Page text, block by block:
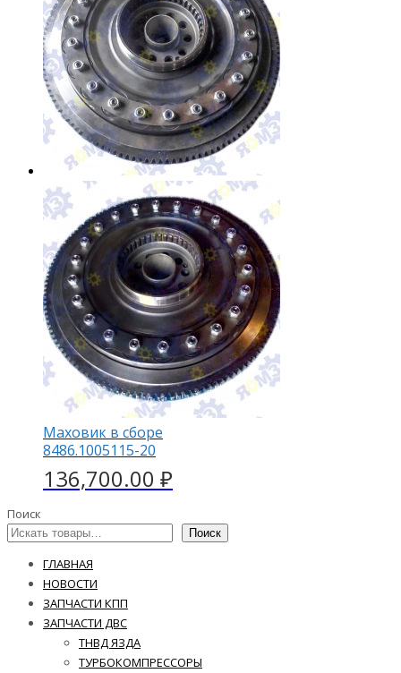
Маховик в сборе
8486.1005115-20
136,700.00 ₽
Поиск
Поиск
ГЛАВНАЯ
НОВОСТИ
ЗАПЧАСТИ КПП
ЗАПЧАСТИ ДВС
ТНВД ЯЗДА
ТУРБОКОМПРЕССОРЫ